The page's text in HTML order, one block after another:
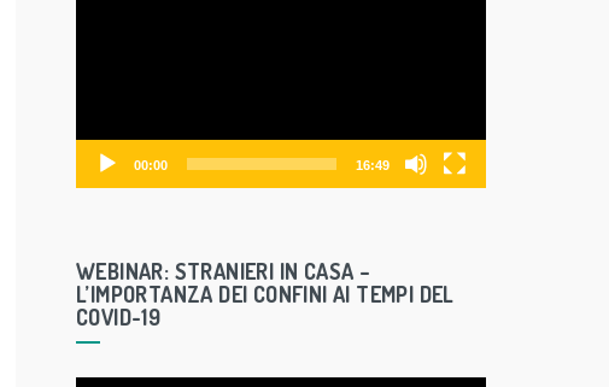
r
00:00 16:49
WEBINAR: STRANIERI IN CASA –
L’IMPORTANZA DEI CONFINI AI TEMPI DEL
COVID-19